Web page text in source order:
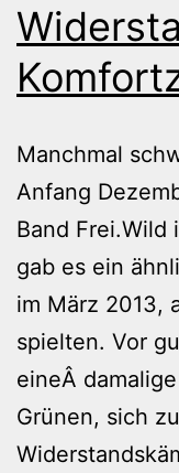
Manchmal
Anfang
Band Frei.Wild
gab es ein
im März 2013,
spielten. Vor
eineÂ
Grünen, sich